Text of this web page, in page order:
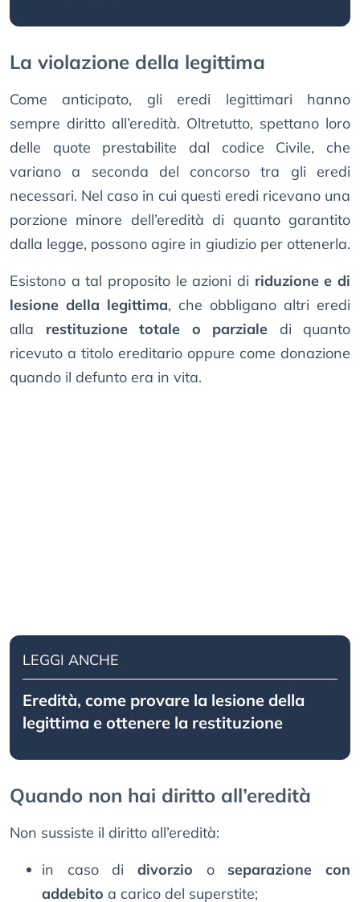
La violazione della legittima
Come anticipato, gli eredi legittimari hanno
sempre diritto all’eredità. Oltretutto, spettano loro
delle quote prestabilite dal codice Civile, che
variano a seconda del concorso tra gli eredi
necessari. Nel caso in cui questi eredi ricevano una
porzione minore dell’eredità di quanto garantito
dalla legge, possono agire in giudizio per ottenerla.
Esistono a tal proposito le azioni di riduzione e di
lesione della legittima, che obbligano altri eredi
alla restituzione totale o parziale di quanto
ricevuto a titolo ereditario oppure come donazione
quando il defunto era in vita.
LEGGI ANCHE
Eredità, come provare la lesione della
legittima e ottenere la restituzione
Quando non hai diritto all’eredità
Non sussiste il diritto all’eredità:
in caso di divorzio o separazione con
addebito a carico del superstite;